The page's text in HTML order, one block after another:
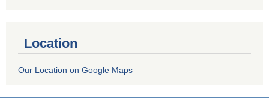
Location
Our Location on Google Maps